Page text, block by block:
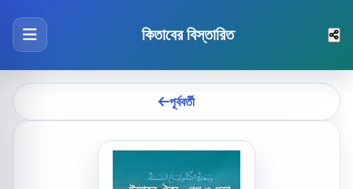
কিতাবের বিস্তারিত
পূর্ববর্তী